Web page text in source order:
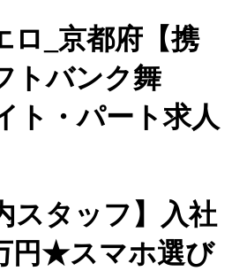
ロ_京都府【携
トバンク舞
ト・パート求人
スタッフ】入社
円★スマホ選び